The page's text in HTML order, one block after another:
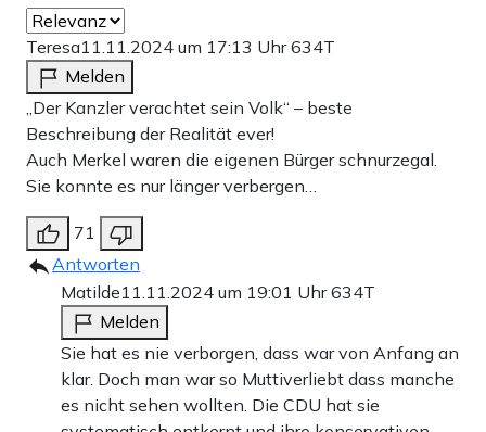
Teresa11.11.2024 um 17:13 Uhr634T
Melden
„Der Kanzler verachtet sein Volk“ – beste
Beschreibung der Realität ever!
Auch Merkel waren die eigenen Bürger schnurzegal.
Sie konnte es nur länger verbergen…
71
Antworten
Matilde11.11.2024 um 19:01 Uhr634T
Melden
Sie hat es nie verborgen, dass war von Anfang an
klar. Doch man war so Muttiverliebt dass manche
es nicht sehen wollten. Die CDU hat sie